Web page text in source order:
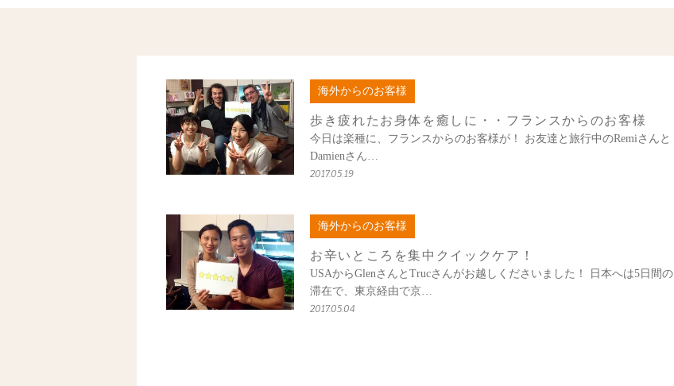
海外からのお客様
歩き疲れたお身体を癒しに・・フランスからのお客様
今日は楽種に、フランスからのお客様が！ お友達と旅行中のRemiさんと
Damienさん…
2017.05.19
海外からのお客様
お辛いところを集中クイックケア！
USAからGlenさんとTrucさんがお越しくださいました！ 日本へは5日間の
滞在で、東京経由で京…
2017.05.04